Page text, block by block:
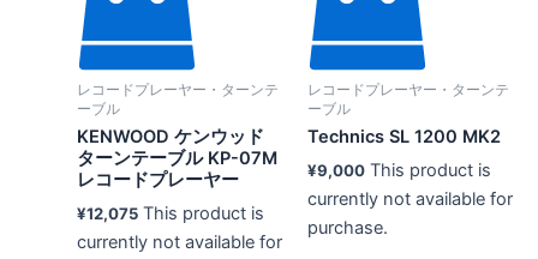
レコードプレーヤー・ターンテ
ーブル
KENWOOD ケンウッド
ターンテーブル KP-07M
レコードプレーヤー
¥12,075 This product is
currently not available for
レコードプレーヤー・ターンテ
ーブル
Technics SL 1200 MK2
¥9,000 This product is
currently not available for
purchase.